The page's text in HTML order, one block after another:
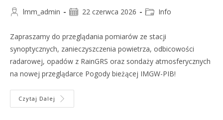
lmm_admin 22 czerwca 2026 Info
Zapraszamy do przeglądania pomiarów ze stacji
synoptycznych, zanieczyszczenia powietrza, odbicowości
radarowej, opadów z RainGRS oraz sondaży atmosferycznych
na nowej przeglądarce Pogody bieżącej IMGW-PIB!
Czytaj Dalej